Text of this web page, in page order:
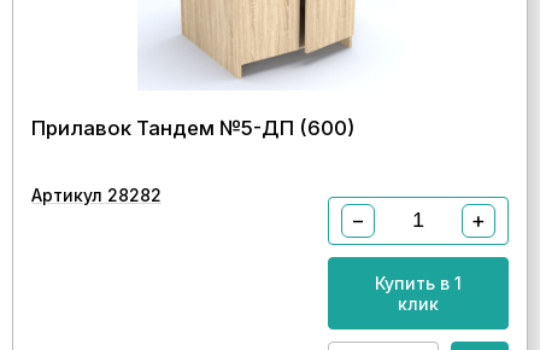
Прилавок Тандем №5-ДП (600)
Артикул 28282
− +
Купить в 1
клик